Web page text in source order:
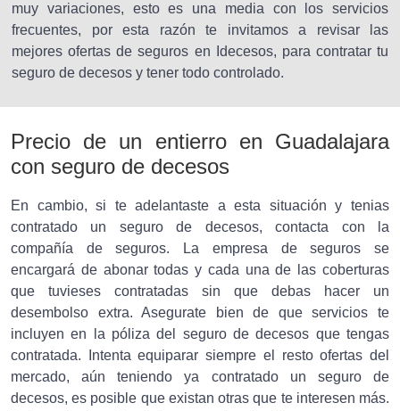
muy variaciones, esto es una media con los servicios
frecuentes, por esta razón te invitamos a revisar las
mejores ofertas de seguros en Idecesos, para contratar tu
seguro de decesos y tener todo controlado.
Precio de un entierro en Guadalajara
con seguro de decesos
En cambio, si te adelantaste a esta situación y tenias
contratado un seguro de decesos, contacta con la
compañía de seguros. La empresa de seguros se
encargará de abonar todas y cada una de las coberturas
que tuvieses contratadas sin que debas hacer un
desembolso extra. Asegurate bien de que servicios te
incluyen en la póliza del seguro de decesos que tengas
contratada. Intenta equiparar siempre el resto ofertas del
mercado, aún teniendo ya contratado un seguro de
decesos, es posible que existan otras que te interesen más.